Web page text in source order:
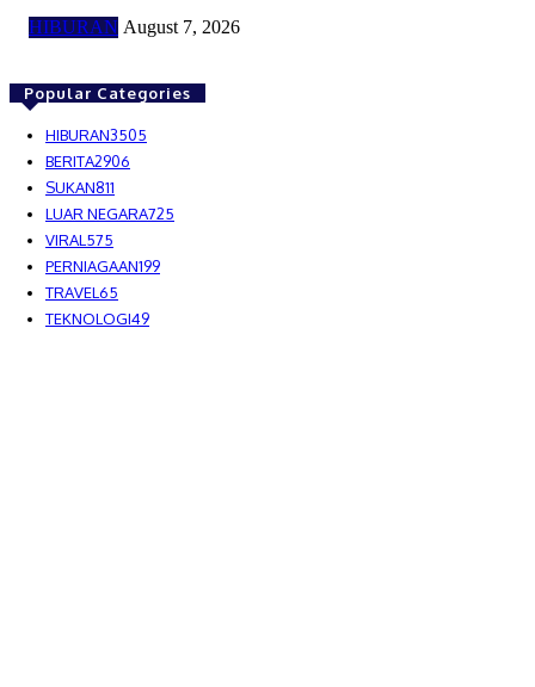
HIBURAN August 7, 2026
Popular Categories
HIBURAN3505
BERITA2906
SUKAN811
LUAR NEGARA725
VIRAL 575
PERNIAGAAN199
TRAVEL 65
TEKNOLOGI49